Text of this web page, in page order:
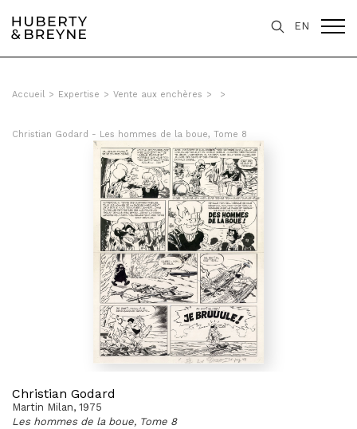
EN
Accueil > Expertise > Vente aux enchères > >
Christian Godard - Les hommes de la boue, Tome 8
Christian Godard
Martin Milan, 1975
Les hommes de la boue, Tome 8